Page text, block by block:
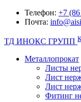
Телефон: +7
Почта:
ТД ИНОКС ГРУПП
Металлопрокат
Листы
Лист
Лист
Фитинг